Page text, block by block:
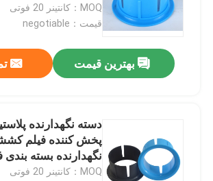
MOQ：کانتینر 20 فوتی
قیمت：negotiable
بهترین قیمت
پخش کننده فیلم
نگهدارنده بسته
MOQ：کانتینر 20 فوتی